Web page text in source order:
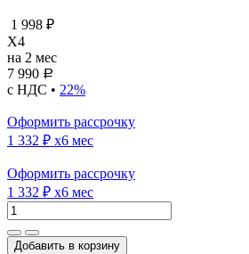
1 998 ₽
X4
на 2 мес
7 990 Р
с НДС • 22%
Оформить рассрочку
1 332 ₽ x6 мес
Оформить рассрочку
1 332 ₽ x6 мес
Добавить в корзину